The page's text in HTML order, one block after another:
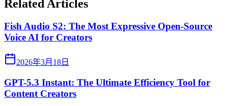
Related Articles
Fish Audio S2: The Most Expressive Open-Source
Voice AI for Creators
2026年3月18日
GPT-5.3 Instant: The Ultimate Efficiency Tool for
Content Creators